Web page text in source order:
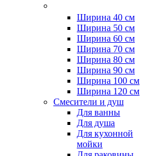
Ширина 40 см
Ширина 50 см
Ширина 60 см
Ширина 70 см
Ширина 80 см
Ширина 90 см
Ширина 100 см
Ширина 120 см
Смесители и душ
Для ванны
Для душа
Для кухонной
мойки